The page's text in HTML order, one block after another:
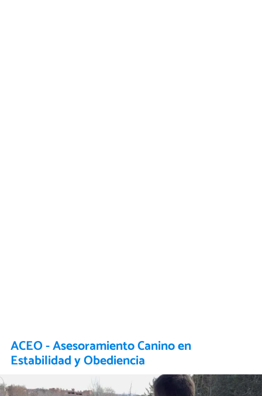
ACEO - Asesoramiento Canino en
Estabilidad y Obediencia